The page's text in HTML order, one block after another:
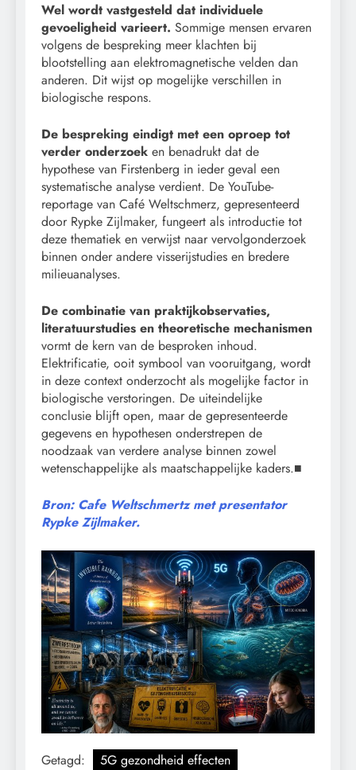
Wel wordt vastgesteld dat individuele
gevoeligheid varieert. Sommige mensen ervaren
volgens de bespreking meer klachten bij
blootstelling aan elektromagnetische velden dan
anderen. Dit wijst op mogelijke verschillen in
biologische respons.
De bespreking eindigt met een oproep tot
verder onderzoek en benadrukt dat de
hypothese van Firstenberg in ieder geval een
systematische analyse verdient. De YouTube-
reportage van Café Weltschmerz, gepresenteerd
door Rypke Zijlmaker, fungeert als introductie tot
deze thematiek en verwijst naar vervolgonderzoek
binnen onder andere visserijstudies en bredere
milieuanalyses.
De combinatie van praktijkobservaties,
literatuurstudies en theoretische mechanismen
vormt de kern van de besproken inhoud.
Elektrificatie, ooit symbool van vooruitgang, wordt
in deze context onderzocht als mogelijke factor in
biologische verstoringen. De uiteindelijke
conclusie blijft open, maar de gepresenteerde
gegevens en hypothesen onderstrepen de
noodzaak van verdere analyse binnen zowel
wetenschappelijke als maatschappelijke kaders.■
Bron: Cafe Weltschmertz met presentator
Rypke Zijlmaker.
Getagd: 5G gezondheid effecten